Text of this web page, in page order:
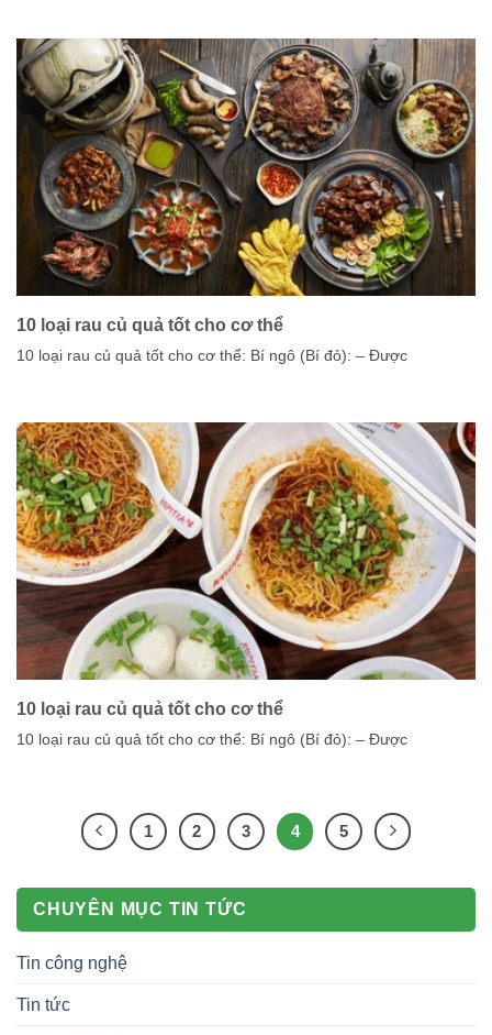
10 loại rau củ quả tốt cho cơ thể
10 loại rau củ quả tốt cho cơ thể: Bí ngô (Bí đỏ): – Được
10 loại rau củ quả tốt cho cơ thể
10 loại rau củ quả tốt cho cơ thể: Bí ngô (Bí đỏ): – Được
1 2 3 4 5
CHUYÊN MỤC TIN TỨC
Tin công nghệ
Tin tức